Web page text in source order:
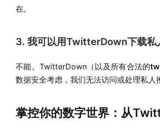
在。
3. 我可以用TwitterDown下载私
不能。TwitterDown（以及所有合法的
数据安全考虑，我们无法访问或处理私人
掌控你的数字世界：从